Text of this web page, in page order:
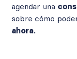
agendar una
sobre cómo
ahora.